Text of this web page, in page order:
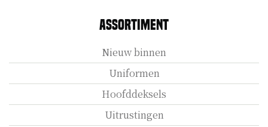
Assortiment
Nieuw binnen
Uniformen
Hoofddeksels
Uitrustingen